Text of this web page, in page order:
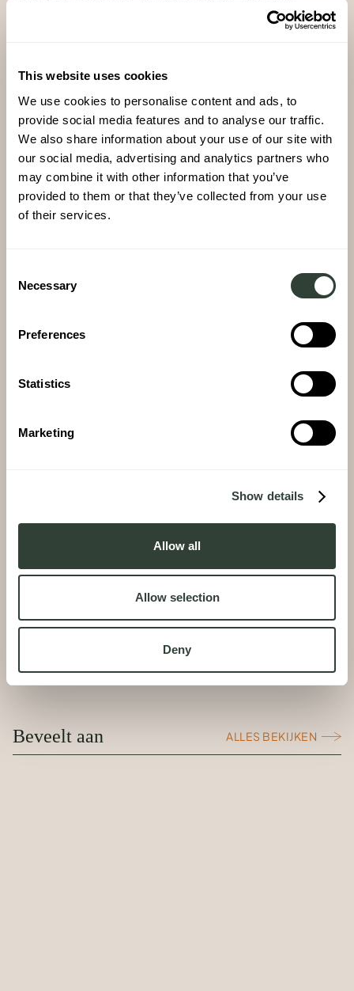
This website uses cookies
We use cookies to personalise content and ads, to
provide social media features and to analyse our traffic.
We also share information about your use of our site with
our social media, advertising and analytics partners who
may combine it with other information that you’ve
provided to them or that they’ve collected from your use
of their services.
Selection
Necessary
Preferences
Statistics
Marketing
Show details
Allow all
Allow selection
Deny
Inside Our First Parisian Grand Pied à Terre: With
Designer, Julie Tysseire-Torres
Beveelt aan ALLES BEKIJKEN